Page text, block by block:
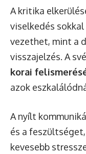
A kritika
viselkedés
vezethet, mint a
visszajelzés. A
korai
azok
A nyílt
és a
kevesebb